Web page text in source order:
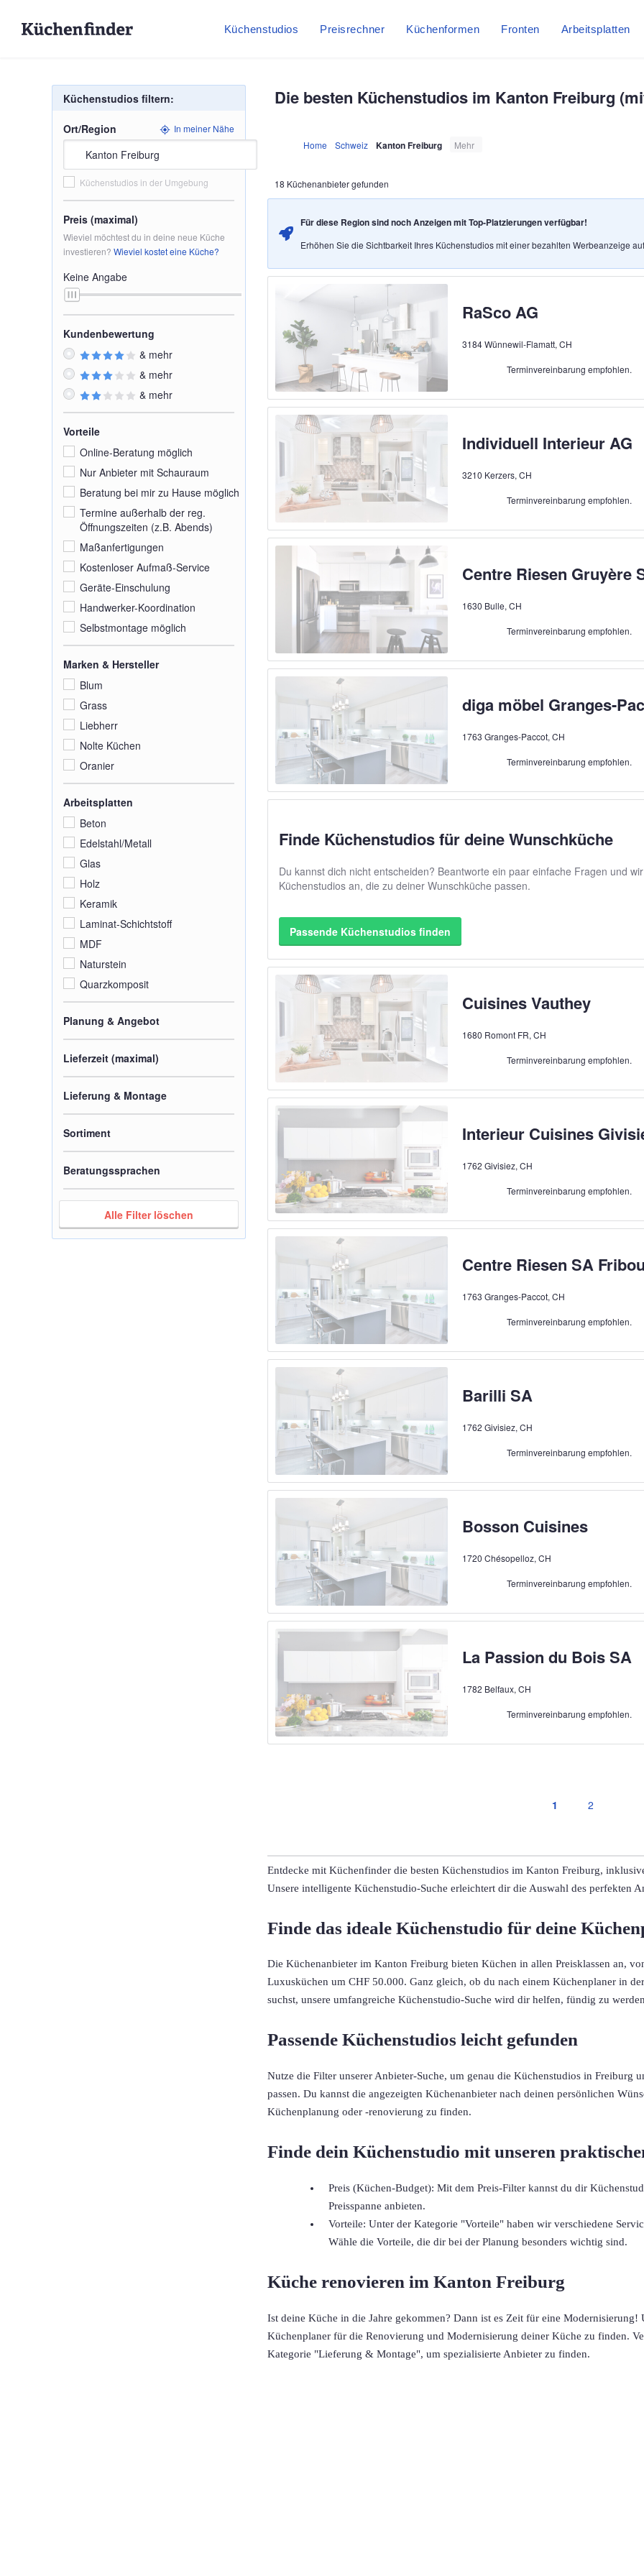
Küchenstudios Preisrechner Küchenformen Fronten Arbeitsplatten
Küchenstudios filtern:
Ort/Region In meiner Nähe
Küchenstudios in der Umgebung
Preis (maximal)
Wieviel möchtest du in deine neue Küche
investieren? Wieviel kostet eine Küche?
Keine Angabe
Kundenbewertung
& mehr
& mehr
& mehr
Vorteile
Online-Beratung möglich
Nur Anbieter mit Schauraum
Beratung bei mir zu Hause möglich
Termine außerhalb der reg.
Öffnungszeiten (z.B. Abends)
Maßanfertigungen
Kostenloser Aufmaß-Service
Geräte-Einschulung
Handwerker-Koordination
Selbstmontage möglich
Marken & Hersteller
Blum
Grass
Liebherr
Nolte Küchen
Oranier
Arbeitsplatten
Beton
Edelstahl/Metall
Glas
Holz
Keramik
Laminat-Schichtstoff
MDF
Naturstein
Quarzkomposit
Planung & Angebot
Lieferzeit (maximal)
Lieferung & Montage
Sortiment
Beratungssprachen
Alle Filter löschen
Die besten Küchenstudios im Kanton Freiburg
Home Schweiz Kanton Freiburg Mehr
18 Küchenanbieter gefunden
Für diese Region sind noch Anzeigen mit Top‑Platzierungen verfügbar!
Erhöhen Sie die Sichtbarkeit Ihres Küchenstudios mit einer bezahlten Werbeanzeige
RaSco AG
3184 Wünnewil-Flamatt, CH
Terminvereinbarung empfohlen.
Individuell Interieur AG
3210 Kerzers, CH
Terminvereinbarung empfohlen.
Centre Riesen Gruyère
1630 Bulle, CH
Terminvereinbarung empfohlen.
diga möbel Granges-
1763 Granges-Paccot, CH
Terminvereinbarung empfohlen.
Finde Küchenstudios für deine Wunschküche
Du kannst dich nicht entscheiden? Beantworte ein paar einfache Fragen und
Küchenstudios an, die zu deiner Wunschküche passen.
Passende Küchenstudios finden
Cuisines Vauthey
1680 Romont FR, CH
Terminvereinbarung empfohlen.
Interieur Cuisines
1762 Givisiez, CH
Terminvereinbarung empfohlen.
Centre Riesen SA
1763 Granges-Paccot, CH
Terminvereinbarung empfohlen.
Barilli SA
1762 Givisiez, CH
Terminvereinbarung empfohlen.
Bosson Cuisines
1720 Chésopelloz, CH
Terminvereinbarung empfohlen.
La Passion du Bois SA
1782 Belfaux, CH
Terminvereinbarung empfohlen.
1 2
Entdecke mit Küchenfinder die besten Küchenstudios im Kanton Freiburg,
Unsere intelligente Küchenstudio-Suche erleichtert dir die Auswahl des perfekten
Finde das ideale Küchenstudio für deine
Die Küchenanbieter im Kanton Freiburg bieten Küchen in allen Preisklassen an,
Luxusküchen um CHF 50.000. Ganz gleich, ob du nach einem Küchenplaner in
suchst, unsere umfangreiche Küchenstudio-Suche wird dir helfen, fündig zu
Passende Küchenstudios leicht gefunden
Nutze die Filter unserer Anbieter-Suche, um genau die Küchenstudios in Freiburg
passen. Du kannst die angezeigten Küchenanbieter nach deinen persönlichen
Küchenplanung oder -renovierung zu finden.
Finde dein Küchenstudio mit unseren
Preis (Küchen-Budget): Mit dem Preis-Filter kannst du dir
Preisspanne anbieten.
Vorteile: Unter der Kategorie "Vorteile" haben wir verschiedene
Wähle die Vorteile, die dir bei der Planung besonders wichtig sind.
Küche renovieren im Kanton Freiburg
Ist deine Küche in die Jahre gekommen? Dann ist es Zeit für eine
Küchenplaner für die Renovierung und Modernisierung deiner Küche zu finden.
Kategorie "Lieferung & Montage", um spezialisierte Anbieter zu finden.